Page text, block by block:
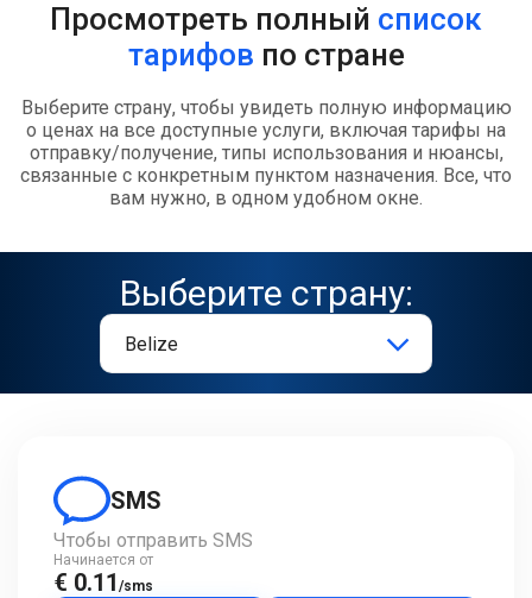
Просмотреть полный список
тарифов по стране
Выберите страну, чтобы увидеть полную информацию
о ценах на все доступные услуги, включая тарифы на
отправку/получение, типы использования и нюансы,
связанные с конкретным пунктом назначения. Все, что
вам нужно, в одном удобном окне.
Выберите страну:
SMS
Чтобы отправить SMS
Начинается от
€ 0.11 /sms